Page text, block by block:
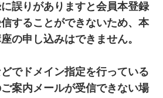
記誤りがありますと会員本登録
することができないため、本
の申し込みはできません。
でドメイン指定を行っている
案内メールが受信できない場